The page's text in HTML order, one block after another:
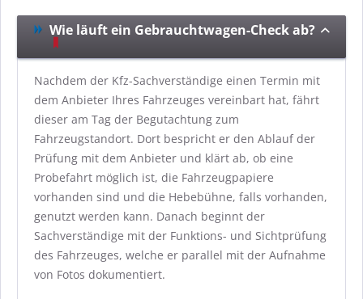
Wie läuft ein Gebrauchtwagen-Check ab?
Nachdem der Kfz-Sachverständige einen Termin mit
dem Anbieter Ihres Fahrzeuges vereinbart hat, fährt
dieser am Tag der Begutachtung zum
Fahrzeugstandort. Dort bespricht er den Ablauf der
Prüfung mit dem Anbieter und klärt ab, ob eine
Probefahrt möglich ist, die Fahrzeugpapiere
vorhanden sind und die Hebebühne, falls vorhanden,
genutzt werden kann. Danach beginnt der
Sachverständige mit der Funktions- und Sichtprüfung
des Fahrzeuges, welche er parallel mit der Aufnahme
von Fotos dokumentiert.